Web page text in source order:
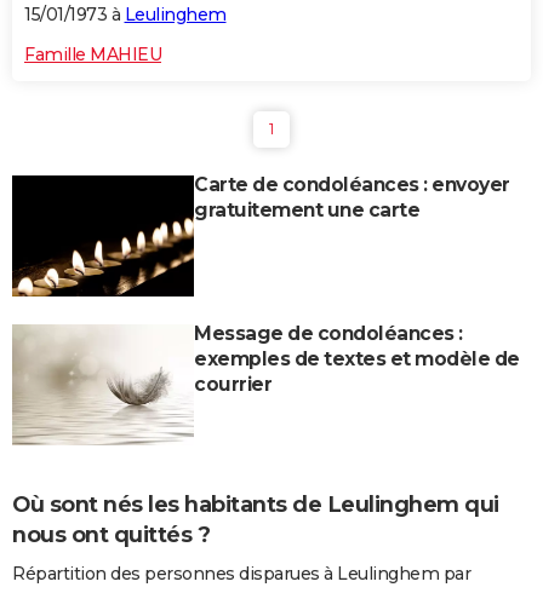
15/01/1973 à Leulinghem
Famille MAHIEU
1
Carte de condoléances : envoyer
gratuitement une carte
Message de condoléances :
exemples de textes et modèle de
courrier
Où sont nés les habitants de Leulinghem qui
nous ont quittés ?
Répartition des personnes disparues à Leulinghem par